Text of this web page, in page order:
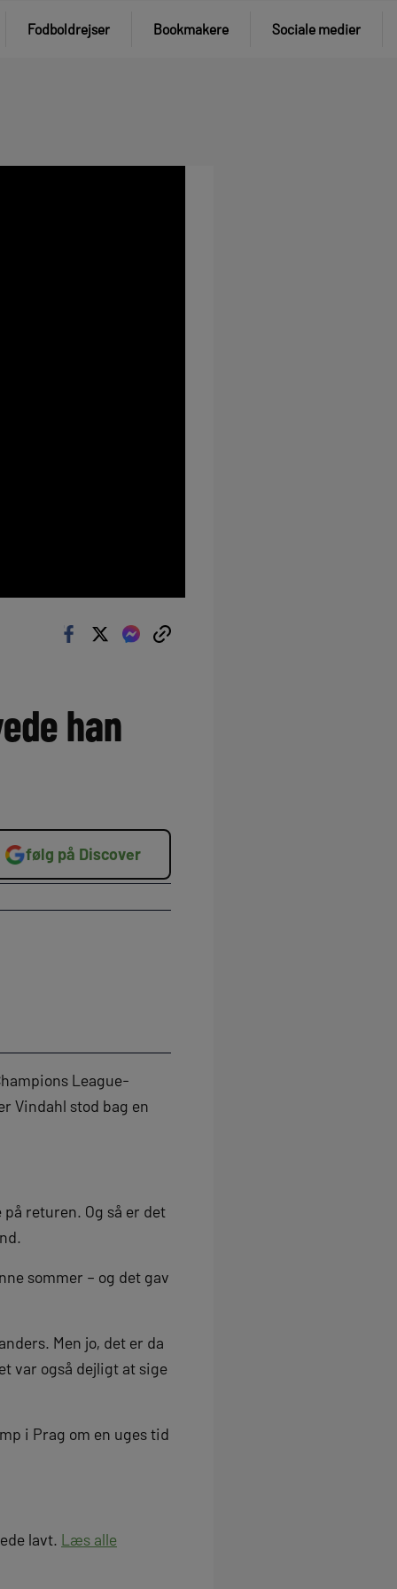
Fodboldrejser Bookmakere Sociale medier
han
følg på Discover
League-
Vindahl stod bag en
returen. Og så er det
sommer – og det gav
Men jo, det er da
var også dejligt at sige
i Prag om en uges tid
lavt. Læs alle